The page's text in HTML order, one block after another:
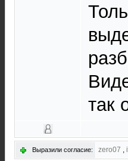
так
Выразили согласие: zero07 ,